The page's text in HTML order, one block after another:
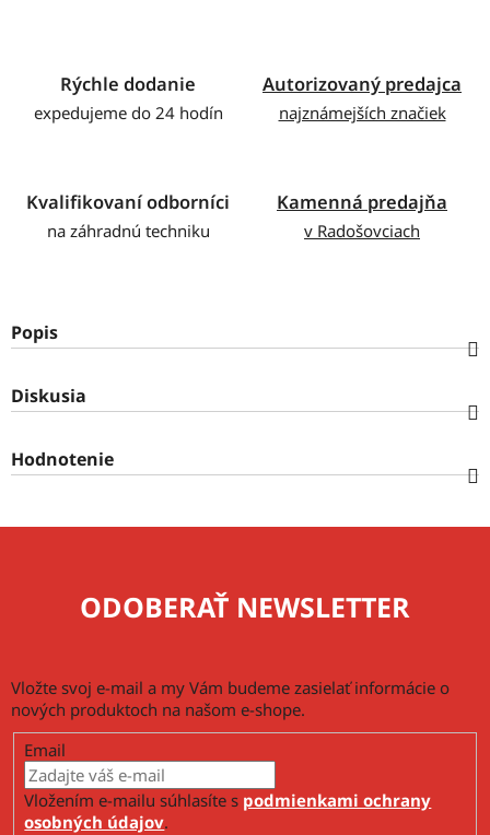
Rýchle dodanie
expedujeme do 24 hodín
Autorizovaný predajca
najznámejších značiek
Kvalifikovaní odborníci
na záhradnú techniku
Kamenná predajňa
v Radošovciach
Popis
Diskusia
Hodnotenie
ODOBERAŤ NEWSLETTER
Vložte svoj e-mail a my Vám budeme zasielať informácie o
nových produktoch na našom e-shope.
Email
Vložením e-mailu súhlasíte s podmienkami ochrany
osobných údajov.